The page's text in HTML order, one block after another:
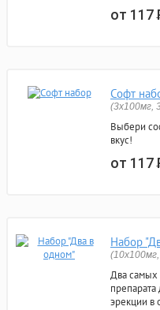
от 117
Софт
(3x100мг,
Выбери
вкус!
от 117
Набор
Два самых
эрекции в